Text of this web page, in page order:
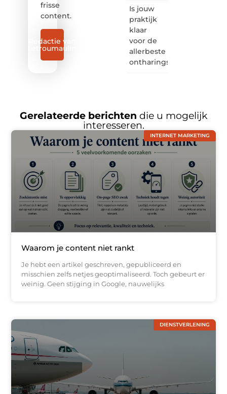
frisse
content.
Redactie van
Letroumaulin
Is jouw
praktijk
klaar
voor de
allerbeste
ontharingslaser?
Gerelateerde berichten die u mogelijk
interesseren.
INTERNET MARKETING
Waarom je content niet rankt
Je hebt een artikel geschreven, gepubliceerd en
misschien zelfs netjes geoptimaliseerd. Toch gebeurt er
weinig. Geen stijging in Google, nauwelijks
DIENSTVERLENING